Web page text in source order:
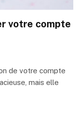
votre compte
de votre compte
mais elle